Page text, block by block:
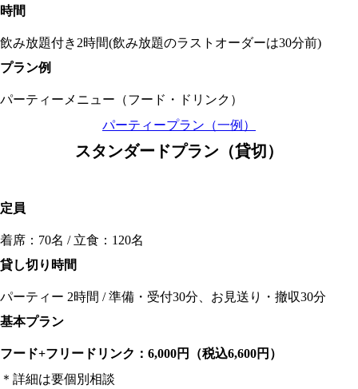
時間
飲み放題付き2時間(飲み放題のラストオーダーは30分前)
プラン例
パーティーメニュー（フード・ドリンク）
パーティープラン（一例）
スタンダードプラン（貸切）
定員
着席：70名 / 立食：120名
貸し切り時間
パーティー 2時間 / 準備・受付30分、お見送り・撤収30分
基本プラン
フード+フリードリンク：6,000円（税込6,600円）
＊ 詳細は要個別相談